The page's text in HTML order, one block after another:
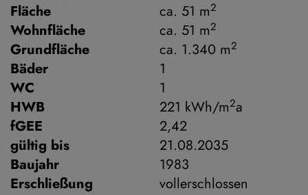
Fläche
ca. 51 m2
Wohnfläche ca. 51 m2
Grundfläche ca. 1.340 m2
Bäder
1
WC
1
HWB
221 kWh/m2a
fGEE
2,42
gültig bis
21.08.2035
Baujahr
1983
Erschließung
vollerschlossen